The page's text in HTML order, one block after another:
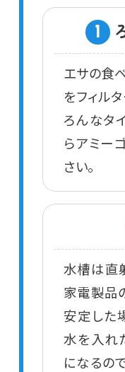
1
エサの食
をフィル
ろんなタ
らアミー
さい。
水槽は直
家電製品
安定した
水を入れ
になるの